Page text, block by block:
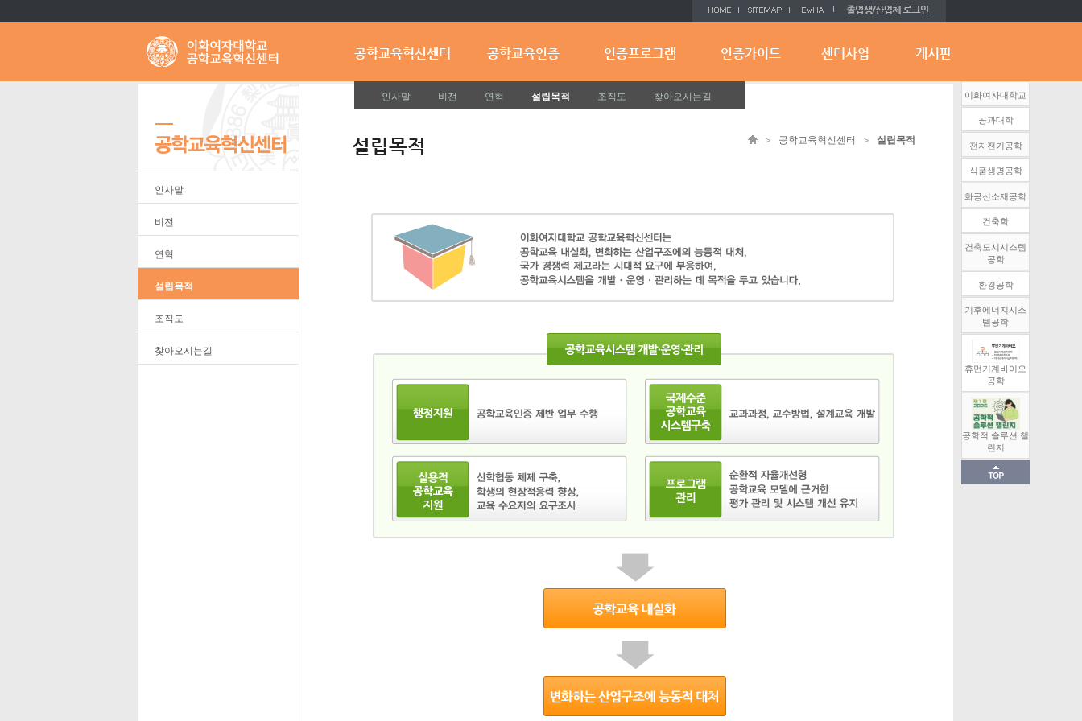
공학교육혁신센터
인사말 비전 연혁 설립목적 조직도 찾아오시는길
공학교육인증 인증프로그램 인증가이드 센터사업 게시판
인사말
비전
연혁
설립목적
조직도
찾아오시는길
설립목적 > 공학교육혁신센터 > 설립목적
이화여자대학교
공과대학
전자전기공학
식품생명공학
화공신소재공학
건축학
건축도시시스템
공학
환경공학
기후에너지시스
템공학
휴먼기계바이오
공학
공학적 솔루션 챌
린지